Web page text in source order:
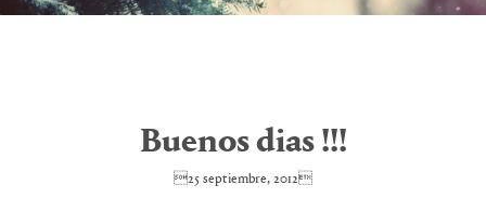
Buenos dias !!!
25 septiembre, 2012